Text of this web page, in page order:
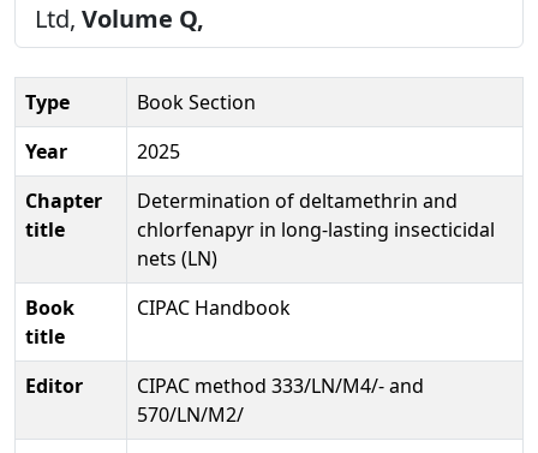
Ltd, Volume Q,
Type
Book Section
Year
2025
Chapter
title
Determination of deltamethrin and
chlorfenapyr in long-lasting insecticidal
nets (LN)
Book
title
CIPAC Handbook
Editor
CIPAC method 333/LN/M4/- and
570/LN/M2/